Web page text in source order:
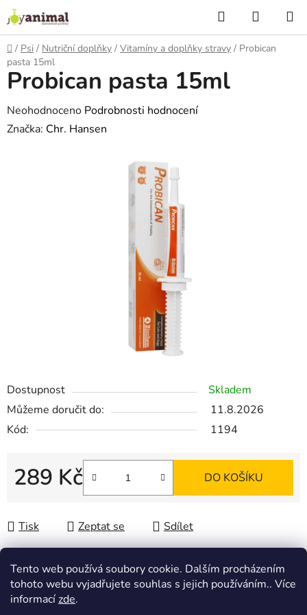
Tento web používá soubory cookie. Dalším procházením
tohoto webu vyjadřujete souhlas s jejich používáním.. Více
informacízde.
Přejít
na
obsah
Hledat
KOŠÍK
Domů
/ Psi / Nutriční doplňky / Vitamíny a doplňky stravy / Probican
pasta 15ml
Dostupnost
Skladem
Můžeme doručit do:
11.8.2026
Kód:
1194
289 Kč DO KOŠÍKU
Tisk Zeptat se Sdílet
Probican pasta 15ml
Průměrné
hodnocení
Neohodnoceno Podrobnosti hodnocení
Značka: Chr. Hansen
Popis